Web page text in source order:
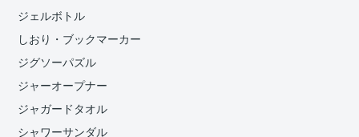
ジェルボトル
しおり・ブックマーカー
ジグソーパズル
ジャーオープナー
ジャガードタオル
シャワーサンダル